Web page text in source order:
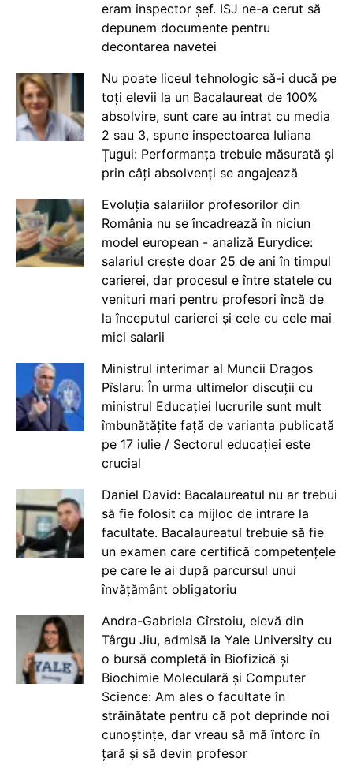
eram inspector șef. ISJ ne-a cerut să
depunem documente pentru
decontarea navetei
Nu poate liceul tehnologic să-i ducă pe
toți elevii la un Bacalaureat de 100%
absolvire, sunt care au intrat cu media
2 sau 3, spune inspectoarea Iuliana
Țugui: Performanța trebuie măsurată și
prin câți absolvenți se angajează
Evoluția salariilor profesorilor din
România nu se încadrează în niciun
model european - analiză Eurydice:
salariul crește doar 25 de ani în timpul
carierei, dar procesul e între statele cu
venituri mari pentru profesori încă de
la începutul carierei și cele cu cele mai
mici salarii
Ministrul interimar al Muncii Dragos
Pîslaru: În urma ultimelor discuții cu
ministrul Educației lucrurile sunt mult
îmbunătățite față de varianta publicată
pe 17 iulie / Sectorul educației este
crucial
Daniel David: Bacalaureatul nu ar trebui
să fie folosit ca mijloc de intrare la
facultate. Bacalaureatul trebuie să fie
un examen care certifică competențele
pe care le ai după parcursul unui
învățământ obligatoriu
Andra-Gabriela Cîrstoiu, elevă din
Târgu Jiu, admisă la Yale University cu
o bursă completă în Biofizică și
Biochimie Moleculară și Computer
Science: Am ales o facultate în
străinătate pentru că pot deprinde noi
cunoștințe, dar vreau să mă întorc în
țară și să devin profesor